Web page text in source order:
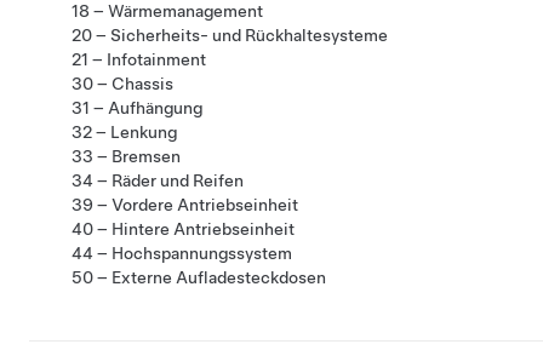
18 – Wärmemanagement
20 – Sicherheits- und Rückhaltesysteme
21 – Infotainment
30 – Chassis
31 – Aufhängung
32 – Lenkung
33 – Bremsen
34 – Räder und Reifen
39 – Vordere Antriebseinheit
40 – Hintere Antriebseinheit
44 – Hochspannungssystem
50 – Externe Aufladesteckdosen